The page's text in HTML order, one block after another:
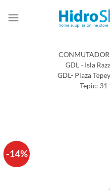
GDL - Isla
GDL- Plaza
Tepic: 31
-14%